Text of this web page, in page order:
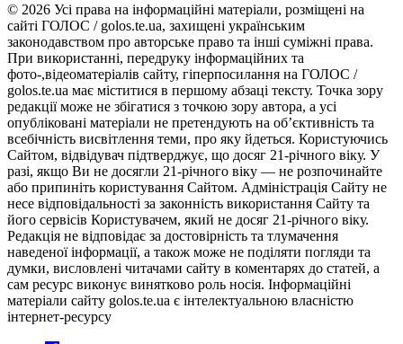
© 2026 Усі права на інформаційні матеріали, розміщені на
сайті ГОЛОС / golos.te.ua, захищені українським
законодавством про авторське право та інші суміжні права.
При використанні, передруку інформаційних та
фото-,відеоматеріалів сайту, гіперпосилання на ГОЛОС /
golos.te.ua має міститися в першому абзаці тексту. Точка зору
редакції може не збігатися з точкою зору автора, а усі
опубліковані матеріали не претендують на об’єктивність та
всебічність висвітлення теми, про яку йдеться. Користуючись
Сайтом, відвідувач підтверджує, що досяг 21-річного віку. У
разі, якщо Ви не досягли 21-річного віку — не розпочинайте
або припиніть користування Сайтом. Адміністрація Сайту не
несе відповідальності за законність використання Сайту та
його сервісів Користувачем, який не досяг 21-річного віку.
Редакція не відповідає за достовірність та тлумачення
наведеної інформації, а також може не поділяти погляди та
думки, висловлені читачами сайту в коментарях до статей, а
сам ресурс виконує винятково роль носія. Інформаційні
матеріали сайту golos.te.ua є інтелектуальною власністю
інтернет-ресурсу